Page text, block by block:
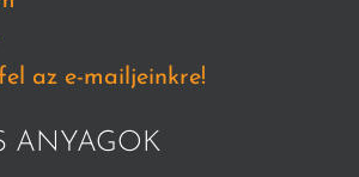
az e-mailjeinkre!
ANYAGOK